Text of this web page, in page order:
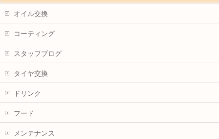
オイル交換
コーティング
スタッフブログ
タイヤ交換
ドリンク
フード
メンテナンス